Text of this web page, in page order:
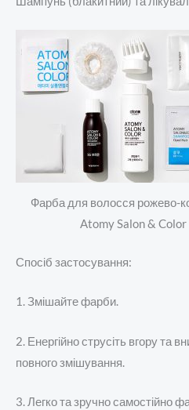
Фарба для волосся рожево-
Atomy Salon & Color
Спосіб застосування:
1. Змішайте фарби.
2. Енергійно струсіть вгору та
повного змішування.
3. Легко та зручно самостійно